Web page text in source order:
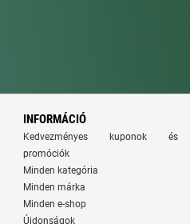
INFORMÁCIÓ
Kedvezményes kuponok és
promóciók
Minden kategória
Minden márka
Minden e-shop
Újdonságok